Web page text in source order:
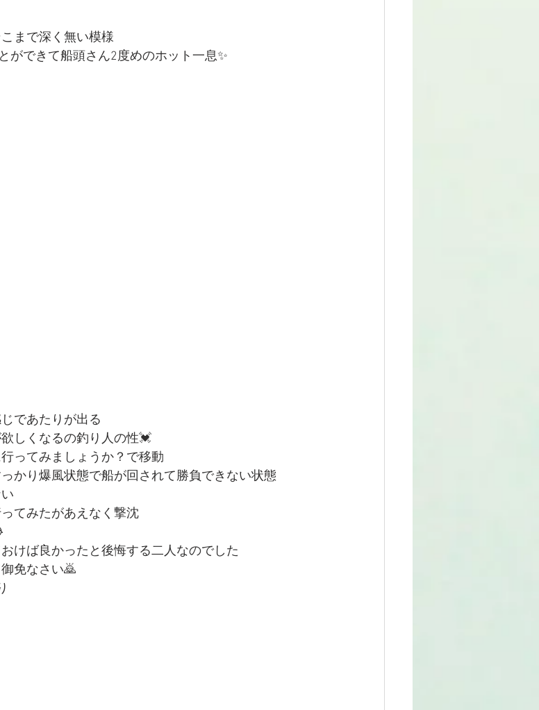
まで深く無い模様
ができて船頭さん2度めのホット一息✨
であたりが出る
しくなるの釣り人の性💓
ってみましょうか？で移動
かり爆風状態で船が回されて勝負できない状態
てみたがあえなく撃沈
けば良かったと後悔する二人なのでした
免なさい🙇